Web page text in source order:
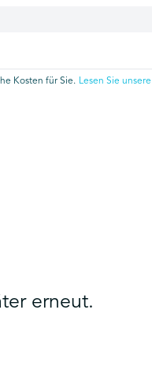
Kosten für Sie. Lesen Sie
erneut.